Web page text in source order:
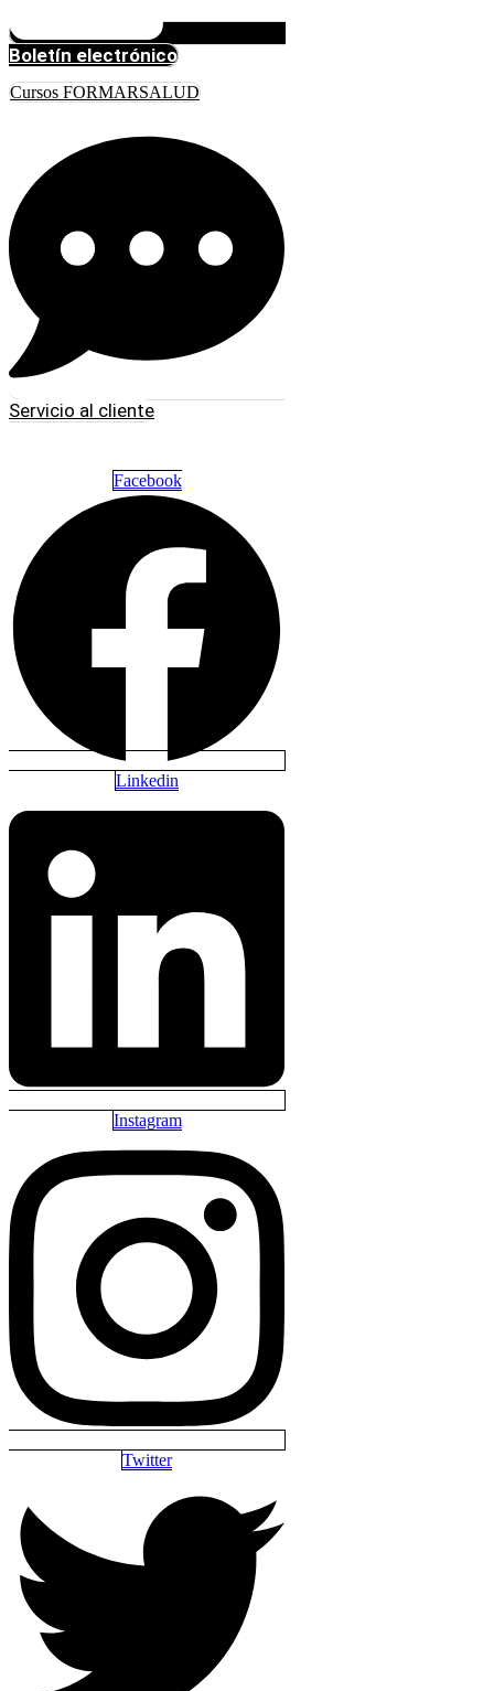
Boletín electrónico
Cursos FORMARSALUD
Servicio al cliente
Facebook
Linkedin
Instagram
Twitter